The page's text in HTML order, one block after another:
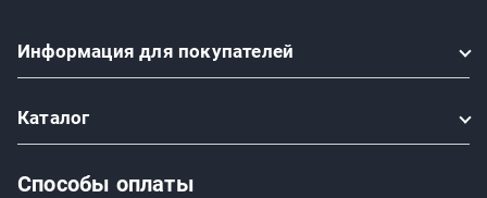
Информация для покупателей
Каталог
Способы оплаты